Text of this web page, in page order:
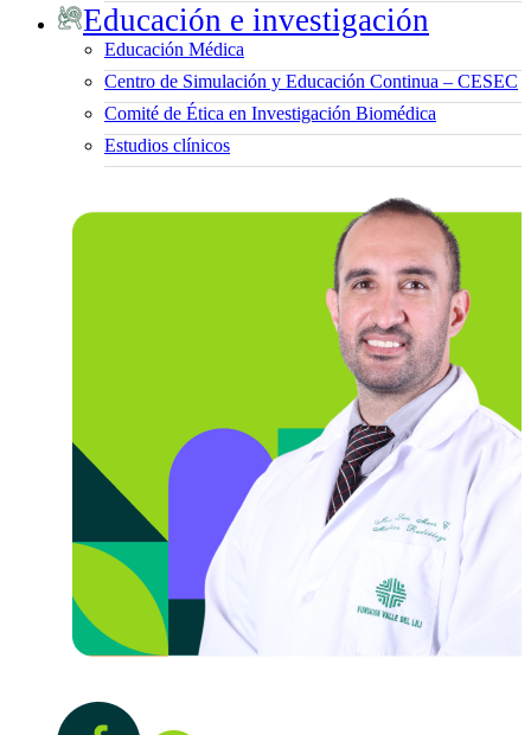
Educación e investigación
Educación Médica
Centro de Simulación y Educación Continua – CESEC
Comité de Ética en Investigación Biomédica
Estudios clínicos